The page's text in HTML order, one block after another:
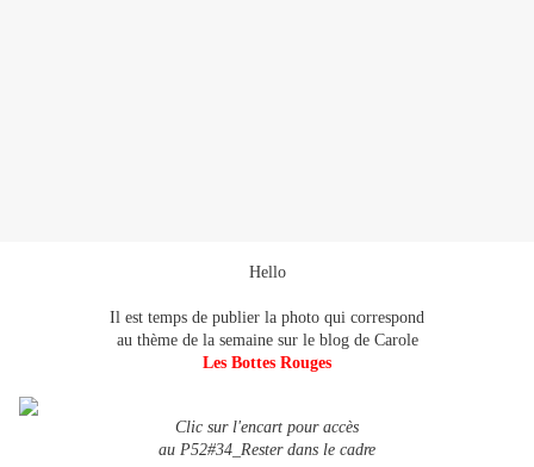
Hello
Il est temps de publier la photo qui correspond
au thème de la semaine sur le blog de Carole
Les Bottes Rouges
Clic sur l'encart pour accès
au P52#34_Rester dans le cadre